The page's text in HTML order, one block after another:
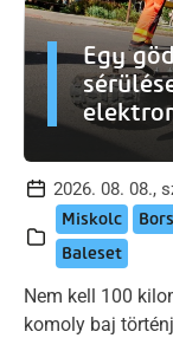
Egy
2026. 08. 08.,
Miskolc
Baleset
Nem kell 100
komoly baj